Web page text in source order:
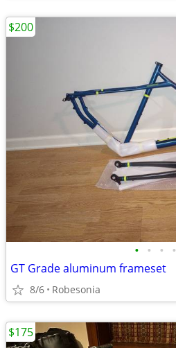
• • • •
GT Grade aluminum frameset
8/6 Robesonia
$200
$175